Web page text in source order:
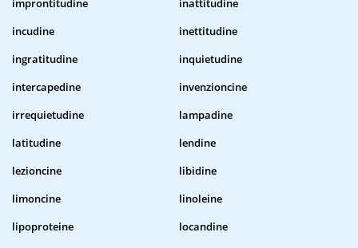
improntitudine
inattitudine
incudine
inettitudine
ingratitudine
inquietudine
intercapedine
invenzioncine
irrequietudine
lampadine
latitudine
lendine
lezioncine
libidine
limoncine
linoleine
lipoproteine
locandine